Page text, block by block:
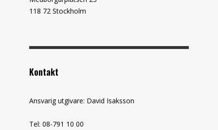
118 72 Stockholm
Kontakt
Ansvarig utgivare: David Isaksson
Tel: 08-791 10 00